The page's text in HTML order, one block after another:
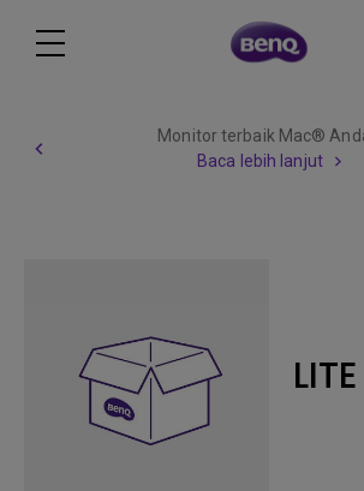
Monitor terbaik Mac®
Baca lebih lanjut